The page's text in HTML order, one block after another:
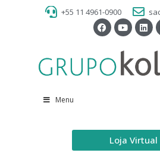
+55 11 4961-0900
Menu
Loja Virtual